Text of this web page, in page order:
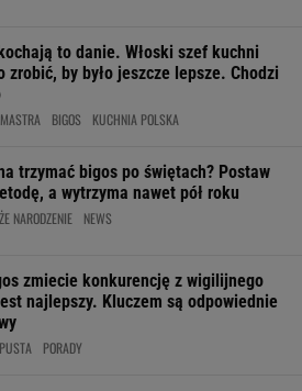
to danie. Włoski szef kuchni
zrobić, by było jeszcze lepsze. Chodzi
BIGOS KUCHNIA POLSKA
trzymać bigos po świętach? Postaw
a wytrzyma nawet pół roku
NARODZENIE NEWS
zmiecie konkurencję z wigilijnego
najlepszy. Kluczem są odpowiednie
PORADY